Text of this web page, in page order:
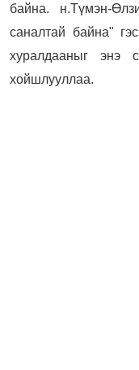
байна. н.Түмэн-
саналтай байна"
хуралдааныг энэ
хойшлууллаа.